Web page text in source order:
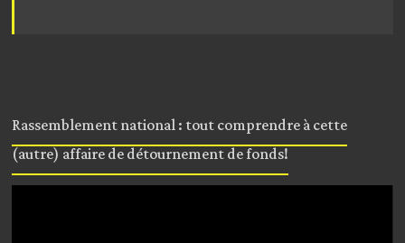
Rassemblement national : tout comprendre à cette
(autre) affaire de détournement de fonds!